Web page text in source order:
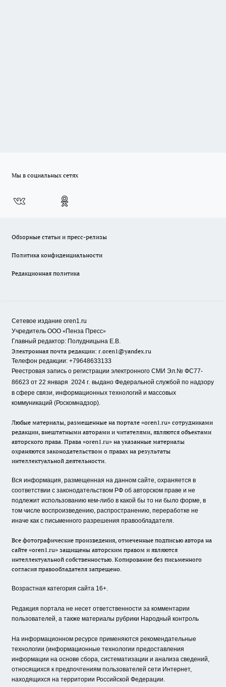
Мы в социальных сетях
Обзорные статьи и пресс-релизы
Политика конфиденциальности
Редакционная политика
Сетевое издание oren1.ru
Учредитель ООО «Пенза Пресс»
Главный редактор: Полудницына Е.В.
Электронная почта редакции: r.oren1@yandex.ru
Телефон редакции: +79648633133
Реестровая запись о регистрации электронного СМИ Эл.№ ФС77-
86623 от 22 января 2024 г. выдано Федеральной службой по надзору
в сфере связи, информационных технологий и массовых
коммуникаций (Роскомнадзор).
Любые материалы, размещенные на портале «oren1.ru» сотрудниками
редакции, внештатными авторами и читателями, являются объектами
авторского права. Права «oren1.ru» на указанные материалы
охраняются законодательством о правах на результаты
интеллектуальной деятельности.
Вся информация, размещенная на данном сайте, охраняется в
соответствии с законодательством РФ об авторском праве и не
подлежит использованию кем-либо в какой бы то ни было форме, в
том числе воспроизведению, распространению, переработке не
иначе как с письменного разрешения правообладателя.
Все фотографические произведения, отмеченные подписью автора на
сайте «oren1.ru» защищены авторским правом и являются
интеллектуальной собственностью. Копирование без письменного
согласия правообладателя запрещено.
Возрастная категория сайта 16+.
Редакция портала не несет ответственности за комментарии
пользователей, а также материалы рубрики Народный контроль
На информационном ресурсе применяются рекомендательные
технологии (информационные технологии предоставления
информации на основе сбора, систематизации и анализа сведений,
относящихся к предпочтениям пользователей сети Интернет,
находящихся на территории Российской Федерации.